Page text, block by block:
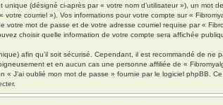
unique (désigné ci-après par « votre nom d’utilisateur »), un
votre courriel »). Vos informations pour votre compte sur «
votre mot de passe et de votre adresse courriel requise par «
choisir quelle information de votre compte sera affichée
afin qu’il soit sécurisé. Cependant, il est recommandé de
et en aucun cas une personne affiliée de «
« J’ai oublié mon mot de passe » fournie par le logiciel phpBB.